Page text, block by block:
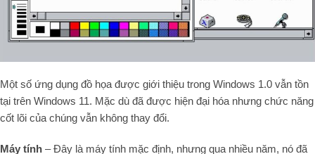
Một số ứng dụng đồ họa được giới thiệu trong Windows 1.0 vẫn tồn
tại trên Windows 11. Mặc dù đã được hiện đại hóa nhưng chức năng
cốt lõi của chúng vẫn không thay đổi.
Máy tính – Đây là máy tính mặc định, nhưng qua nhiều năm, nó đã